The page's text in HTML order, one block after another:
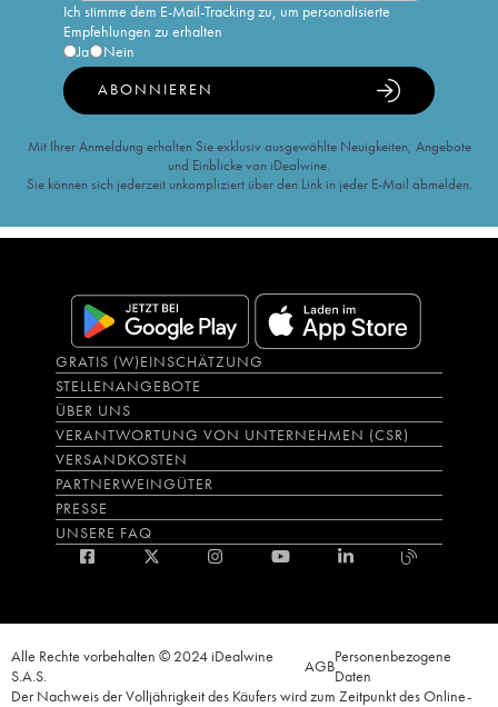
Ich stimme dem E-Mail-Tracking zu, um personalisierte
Empfehlungen zu erhalten
Ja
Nein
ABONNIEREN
Mit Ihrer Anmeldung erhalten Sie exklusiv ausgewählte Neuigkeiten, Angebote
und Einblicke von iDealwine.
Sie können sich jederzeit unkompliziert über den Link in jeder E-Mail abmelden.
GRATIS (W)EINSCHÄTZUNG
STELLENANGEBOTE
ÜBER UNS
VERANTWORTUNG VON UNTERNEHMEN (CSR)
VERSANDKOSTEN
PARTNERWEINGÜTER
PRESSE
UNSERE FAQ
Alle Rechte vorbehalten © 2024 iDealwine
S.A.S.
AGBPersonenbezogene
Daten
Der Nachweis der Volljährigkeit des Käufers wird zum Zeitpunkt des Online-